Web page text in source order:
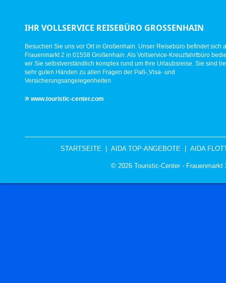
IHR VOLLSERVICE REISEBÜRO GROSSENHAIN
Besuchen Sie uns vor Ort in Großenhain. Unser Reisebüro befindet sich
Frauenmarkt 2 in 01558 Großenhain. Als Vollservice-Kreuzfahrtbüro
wir Sie selbstverständlich komplex rund um Ihre Urlaubsreise. Sie sind
sehr guten Händen zu allen Fragen der Paß-,Visa- und
Versicherungsangelegenheiten.
» www.touristic-center.com
STARTSEITE| AIDA TOP-ANGEBOTE| AIDA
© 2026 Touristic-Center -